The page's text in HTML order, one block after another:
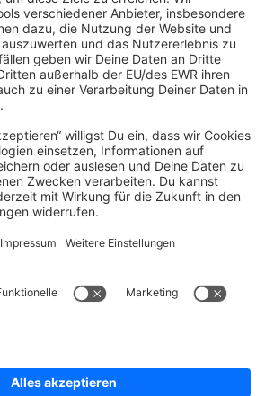
Newsletter
by
Feedback &